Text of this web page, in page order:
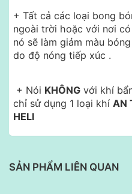
+ Tất cả các loại bong
ngoài trời hoặc với nơi
nó sẽ làm giảm màu
do độ nóng tiếp xúc .
+ Nói KHÔNG với khí
chỉ sử dụng 1 loại khí AN
HELI
SẢN PHẨM LIÊN QUAN